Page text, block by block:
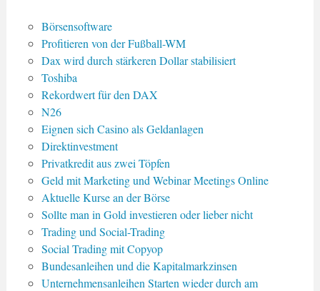
Börsensoftware
Profitieren von der Fußball-WM
Dax wird durch stärkeren Dollar stabilisiert
Toshiba
Rekordwert für den DAX
N26
Eignen sich Casino als Geldanlagen
Direktinvestment
Privatkredit aus zwei Töpfen
Geld mit Marketing und Webinar Meetings Online
Aktuelle Kurse an der Börse
Sollte man in Gold investieren oder lieber nicht
Trading und Social-Trading
Social Trading mit Copyop
Bundesanleihen und die Kapitalmarkzinsen
Unternehmensanleihen Starten wieder durch am